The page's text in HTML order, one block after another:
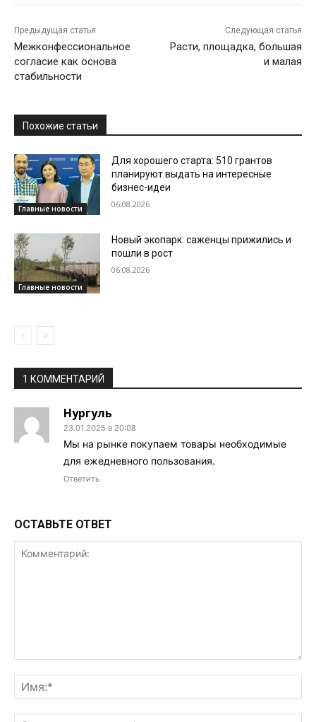
Предыдущая статья
Межконфессиональное
согласие как основа
стабильности
Следующая статья
Расти, площадка, большая
и малая
Похожие статьи
Главные новости
Для хорошего старта: 510 грантов
планируют выдать на интересные
бизнес-идеи
06.08.2026
Главные новости
Новый экопарк: саженцы прижились и
пошли в рост
06.08.2026
1 КОММЕНТАРИЙ
Нургуль
23.01.2025 в 20:08
Мы на рынке покупаем товары необходимые
для ежедневного пользования.
Ответить
ОСТАВЬТЕ ОТВЕТ